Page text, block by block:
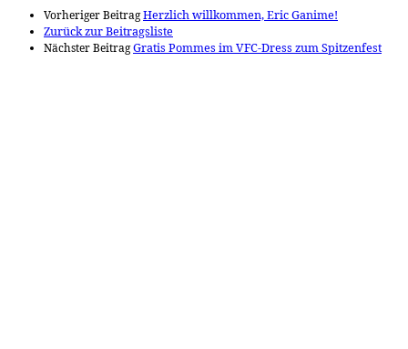
Vorheriger BeitragHerzlich willkommen, Eric Ganime!
Zurück zur Beitragsliste
Nächster BeitragGratis Pommes im VFC-Dress zum Spitzenfest